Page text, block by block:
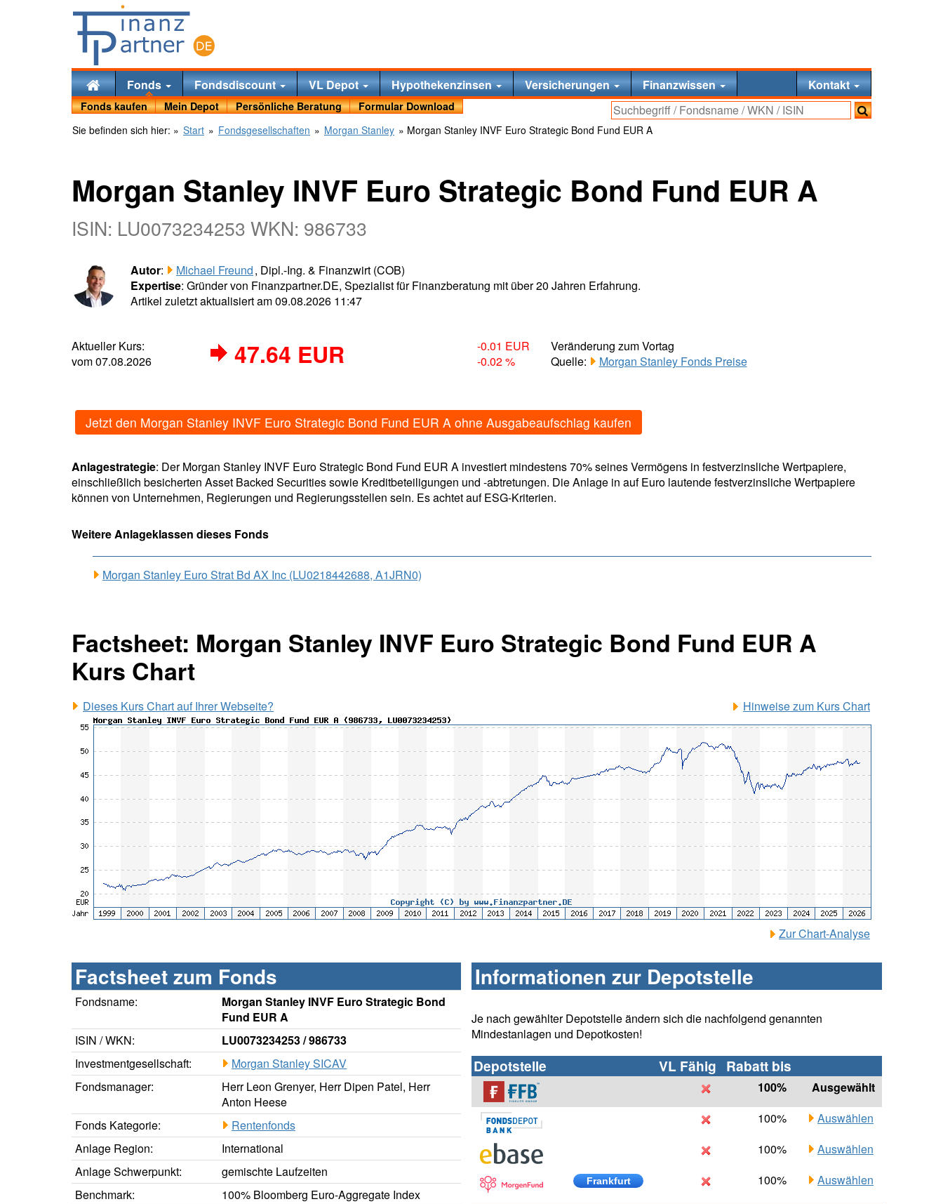
Fonds Fondsdiscount VL Depot Hypothekenzinsen Versicherungen Finanzwissen Kontakt
Fonds kaufen Mein Depot Persönliche Beratung
Formular Download
Sie befinden sich hier: » Start » Fondsgesellschaften » Morgan Stanley » Morgan Stanley INVF Euro Strategic Bond Fund EUR A
Morgan Stanley INVF Euro Strategic Bond Fund EUR A
ISIN: LU0073234253 WKN: 986733
Autor: Michael Freund, Dipl.-Ing. & Finanzwirt (COB)
Expertise: Gründer von Finanzpartner.DE, Spezialist für Finanzberatung mit über 20 Jahren Erfahrung.
Artikel zuletzt aktualisiert am 09.08.2026 11:47
Aktueller Kurs:
vom 07.08.2026
47.64 EUR
-0.01 EUR
-0.02 %
Veränderung zum Vortag
Quelle:
Morgan Stanley Fonds Preise
Jetzt den Morgan Stanley INVF Euro Strategic Bond Fund EUR A ohne Ausgabeaufschlag kaufen
Anlagestrategie: Der Morgan Stanley INVF Euro Strategic Bond Fund EUR A investiert mindestens 70% seines Vermögens in festverzinsliche Wertpapiere,
einschließlich besicherten Asset Backed Securities sowie Kreditbeteiligungen und -abtretungen. Die Anlage in auf Euro lautende festverzinsliche Wertpapiere
können von Unternehmen, Regierungen und Regierungsstellen sein. Es achtet auf ESG-Kriterien.
Weitere Anlageklassen dieses Fonds
Morgan Stanley Euro Strat Bd AX Inc (LU0218442688, A1JRN0)
Factsheet: Morgan Stanley INVF Euro Strategic Bond Fund EUR A
Kurs Chart
Dieses Kurs Chart auf Ihrer Webseite? Hinweise zum Kurs Chart
Zur Chart-Analyse
Factsheet zum Fonds
Fondsname:
Morgan Stanley INVF Euro Strategic Bond
Fund EUR A
ISIN / WKN:
LU0073234253 / 986733
Investmentgesellschaft:
Morgan Stanley SICAV
Fondsmanager:
Herr Leon Grenyer, Herr Dipen Patel, Herr
Anton Heese
Fonds Kategorie:
Rentenfonds
Anlage Region:
International
Anlage Schwerpunkt:
gemischte Laufzeiten
Benchmark:
100% Bloomberg Euro-Aggregate Index
Informationen zur Depotstelle
Je nach gewählter Depotstelle ändern sich die nachfolgend genannten
Mindestanlagen und Depotkosten!
Depotstelle VL Fähig Rabatt bis
100%
Ausgewählt
100%
Auswählen
100%
Auswählen
Frankfurt 100% Auswählen